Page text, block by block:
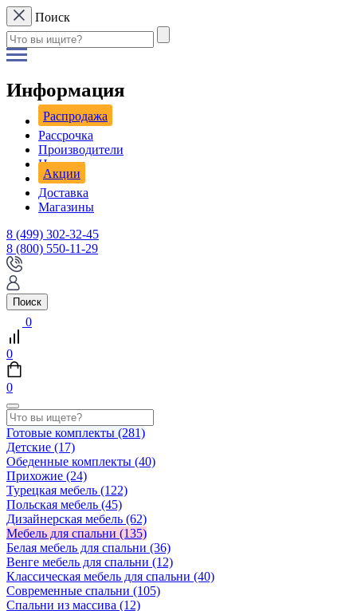
Поиск
Информация
Распродажа
Рассрочка
Производители
Новости
Акции
Доставка
Магазины
8 (499) 302-32-45
8 (800) 550-11-29
Поиск
0
0
0
Готовые комплекты (281)
Детские (17)
Обеденные комплекты (40)
Прихожие (24)
Турецкая мебель (122)
Польская мебель (45)
Дизайнерская мебель (62)
Мебель для спальни (135)
Белая мебель для спальни (36)
Венге мебель для спальни (12)
Классическая мебель для спальни (40)
Современные спальни (105)
Спальни из массива (12)